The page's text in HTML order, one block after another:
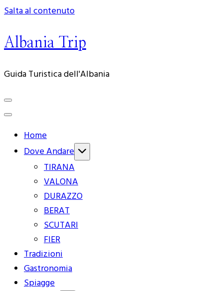
Salta al contenuto
Albania Trip
Guida Turistica dell'Albania
Home
Dove Andare
TIRANA
VALONA
DURAZZO
BERAT
SCUTARI
FIER
Tradizioni
Gastronomia
Spiagge